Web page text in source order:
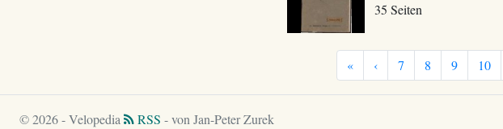
35 Seiten
« ‹ 7 8 9 10
© 2026 - Velopedia RSS - von Jan-Peter Zurek